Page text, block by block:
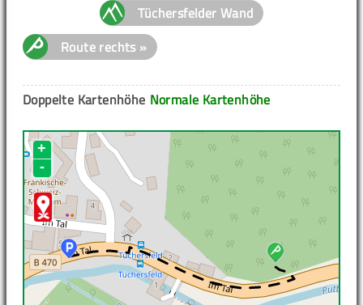
Tüchersfelder Wand
Route rechts »
Normale Kartenhöhe
Doppelte Kartenhöhe
+
-